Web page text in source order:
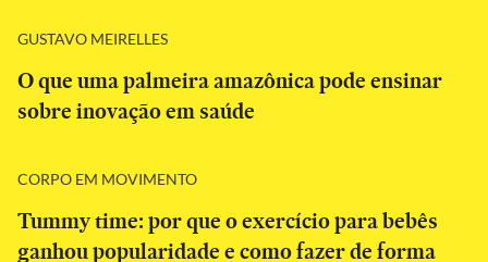
GUSTAVO MEIRELLES
O que uma palmeira amazônica pode ensinar
sobre inovação em saúde
CORPO EM MOVIMENTO
Tummy time: por que o exercício para bebês
ganhou popularidade e como fazer de forma